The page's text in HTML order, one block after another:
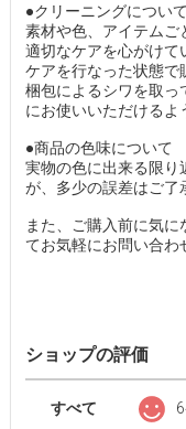
●クリーニングについて
素材や色、アイテムご
適切なケアを心がけて
ケアを行なった状態で
梱包によるシワを取っ
にお使いいただけるよ
●商品の色味について
実物の色に出来る限り
が、多少の誤差はご了
また、ご購入前に気
てお気軽にお問い合わ
ショップの評価
すべて